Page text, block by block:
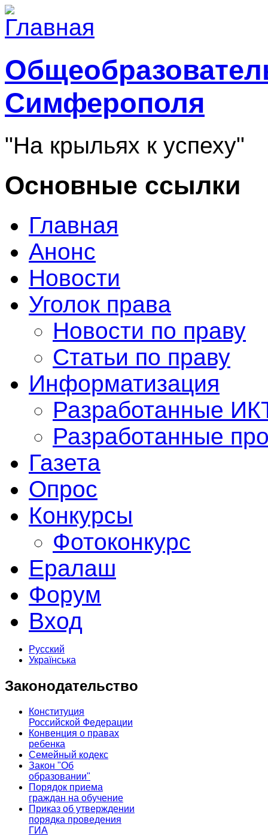
Симферополя
"На крыльях к успеху"
Основные ссылки
Главная
Анонс
Новости
Уголок права
Новости по праву
Статьи по праву
Информатизация
Разработанные
Разработанные
Газета
Опрос
Конкурсы
Фотоконкурс
Ералаш
Форум
Вход
Русский
Українська
Законодательство
Конституция
Российской Федерации
Конвенция о правах
ребенка
Семейный кодекс
Закон "Об
образовании"
Порядок приема
граждан на обучение
Приказ об утверждении
порядка проведения
ГИА